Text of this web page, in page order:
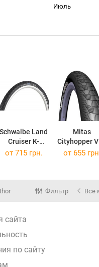
Июль
Schwalbe Land
Cruiser K-
Guard24x1.75
Mitas
Cityhopper
Classic
от 715 грн. от 655
Фильтр Все
сайта
по сайту